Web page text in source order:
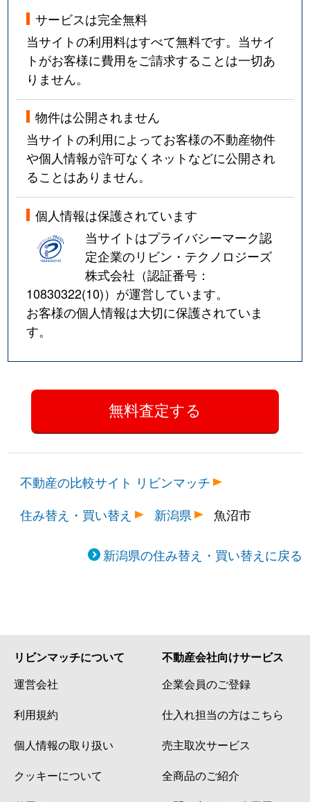
サービスは完全無料
当サイトの利用料はすべて無料です。当サイ
トがお客様に費用をご請求することは一切あ
りません。
物件は公開されません
当サイトの利用によってお客様の不動産物件
や個人情報が許可なくネットなどに公開され
ることはありません。
個人情報は保護されています
当サイトはプライバシーマーク認
定企業のリビン・テクノロジーズ
株式会社（認証番号：
10830322(10)）が運営しています。
お客様の個人情報は大切に保護されていま
す。
不動産の比較サイト リビンマッチ
住み替え・買い替え
新潟県 魚沼市
新潟県の住み替え・買い替えに戻る
リビンマッチについて
運営会社
利用規約
個人情報の取り扱い
クッキーについて
不動産会社向けサービス
企業会員のご登録
仕入れ担当の方はこちら
売主取次サービス
全商品のご紹介